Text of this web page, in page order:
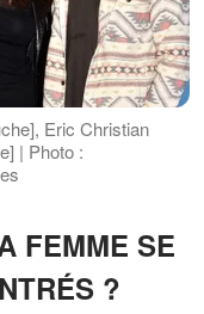
Eric Christian
| Photo :
FEMME SE
?